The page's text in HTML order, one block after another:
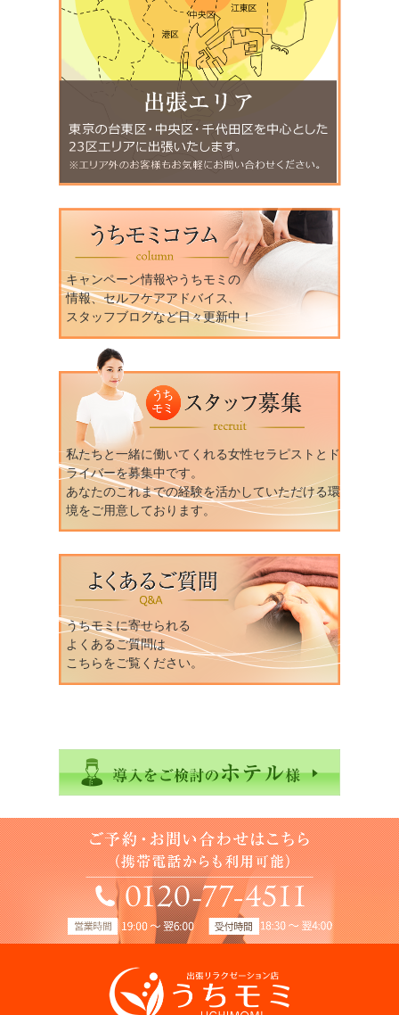
キャンペーン情報やうちモミの
情報、セルフケアアドバイス、
スタッフブログなど日々更新中！
私たちと一緒に働いてくれる女性セラピストとド
ライバーを募集中です。
あなたのこれまでの経験を活かしていただける環
境をご用意しております。
うちモミに寄せられる
よくあるご質問は
こちらをご覧ください。